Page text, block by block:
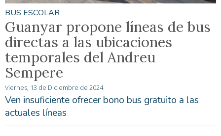
BUS ESCOLAR
Guanyar propone líneas de bus
directas a las ubicaciones
temporales del Andreu
Sempere
Viernes, 13 de Diciembre de 2024
Ven insuficiente ofrecer bono bus gratuito a las
actuales líneas